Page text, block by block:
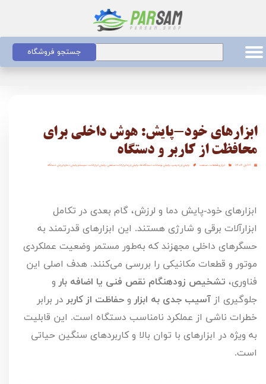
جستجو فروشگاه
ابزارهای خود-پایش: هوش داخلی برای
محافظت از کاربر و دستگاه
۲۱ آبان ۱۴۰۴ ابزار و قطعات،صنعت پایش لرزه پمپ،پایش نوسانات دستگاه ها،پایش لرزه ابزارالات صنعتی،پایش ابزارالات،سیستم پایش دما و لرزش دستگاه
ابزارهای خود-پایش دما و لرزش، گام بعدی در تکامل
ابزارآلات برقی و شارژی هستند. این ابزارهای قدرتمند به
حسگرهای داخلی مجهزند که به‌طور مستمر وضعیت عملکردی
موتور و قطعات مکانیکی را بررسی می‌کنند. هدف اصلی این
فناوری، تشخیص زودهنگام نقص فنی یا اضافه بار و
جلوگیری از آسیب جدی به ابزار و حفاظت از کاربر در برابر
خطرات ناشی از عملکرد نامناسب دستگاه است. این قابلیت
به ویژه در ابزارهای با توان بالا و کاربردهای سنگین حیاتی
است.